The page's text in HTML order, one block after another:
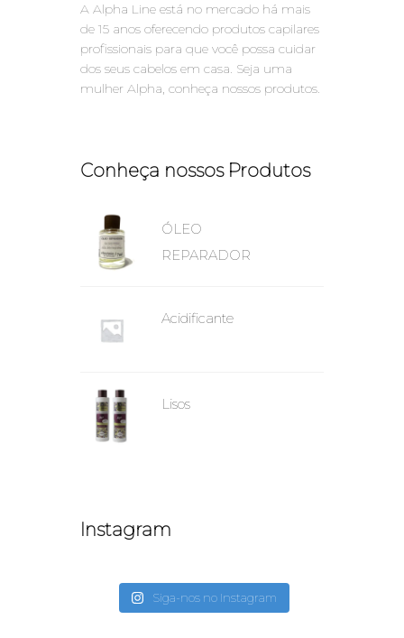
A Alpha Line está no mercado há mais
de 15 anos oferecendo produtos capilares
profissionais para que você possa cuidar
dos seus cabelos em casa. Seja uma
mulher Alpha, conheça nossos produtos.
Conheça nossos Produtos
ÓLEO
REPARADOR
Acidificante
Lisos
Instagram
Siga-nos no Instagram